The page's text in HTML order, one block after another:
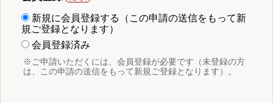
新規に会員登録する（この申請の送信をもって新
規ご登録となります）
会員登録済み
※ご申請いただくには、会員登録が必要です（未登録の方
は、この申請の送信をもって新規ご登録となります）。